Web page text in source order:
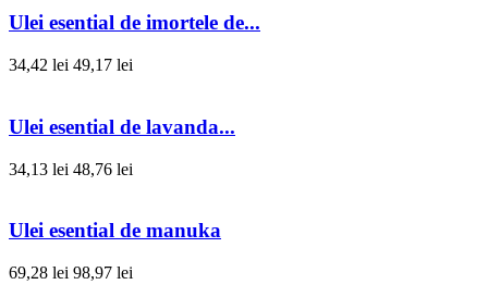
Ulei esential de imortele de...
34,42 lei 49,17 lei
Ulei esential de lavanda...
34,13 lei 48,76 lei
Ulei esential de manuka
69,28 lei 98,97 lei